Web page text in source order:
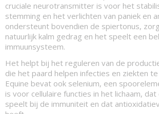
cruciale neurotransmitter is voor het
stemming en het verlichten van paniek en
ondersteunt bovendien de spiertonus,
natuurlijk kalm gedrag en het speelt een
immuunsysteem.
Het helpt bij het reguleren van de
die het paard helpen infecties en ziekten
Equine bevat ook selenium, een
is voor cellulaire functies in het lichaam, dat
speelt bij de immuniteit en dat